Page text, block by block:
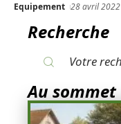
Equipement 28 avril 2022
Recherche
Au sommet